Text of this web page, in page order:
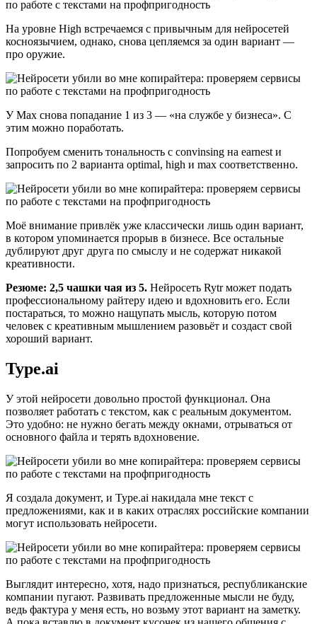
На уровне High встречаемся с привычным для нейросетей
косноязычием, однако, снова цепляемся за один вариант —
про оружие.
У Max снова попадание 1 из 3 — «на службе у бизнеса». С
этим можно поработать.
Попробуем сменить тональность с convinsing на earnest и
запросить по 2 варианта optimal, high и max соответственно.
Моё внимание привлёк уже классически лишь один вариант,
в котором упоминается прорыв в бизнесе. Все остальные
дублируют друг друга по смыслу и не содержат никакой
креативности.
Резюме: 2,5 чашки чая из 5. Нейросеть Rytr может подать
профессиональному райтеру идею и вдохновить его. Если
постараться, то можно нащупать мысль, которую потом
человек с креативным мышлением разовьёт и создаст свой
хороший вариант.
Type.ai
У этой нейросети довольно простой функционал. Она
позволяет работать с текстом, как с реальным документом.
Это удобно: не нужно бегать между окнами, отрываться от
основного файла и терять вдохновение.
Я создала документ, и Type.ai накидала мне текст с
предложениями, как и в каких отраслях российские компании
могут использовать нейросети.
Выглядит интересно, хотя, надо признаться, республиканские
компании пугают. Развивать предложенные мысли не буду,
ведь фактура у меня есть, но возьму этот вариант на заметку.